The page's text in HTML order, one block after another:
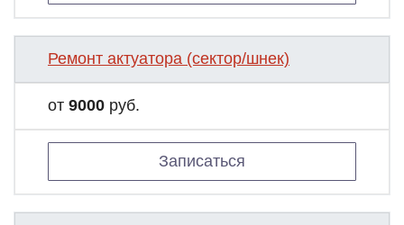
Ремонт актуатора (сектор/шнек)
от 9000 руб.
Записаться